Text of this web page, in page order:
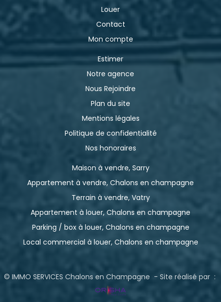
Louer
Contact
Mon compte
Estimer
Notre agence
Nous Rejoindre
Plan du site
Mentions légales
Politique de confidentialité
Nos honoraires
Maison à vendre, Sarry
Appartement à vendre, Chalons en champagne
Terrain à vendre, Vatry
Appartement à louer, Chalons en champagne
Parking / box à louer, Chalons en champagne
Local commercial à louer, Chalons en champagne
© IMMO SERVICES Chalons en Champagne - Site réalisé par :